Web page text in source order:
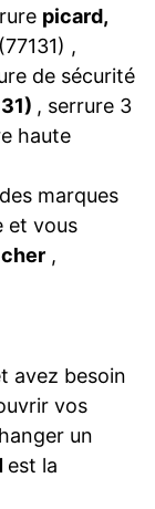
picard,
,
de sécurité
, serrure 3
haute
marques
et vous
,
avez besoin
vos
un
est la